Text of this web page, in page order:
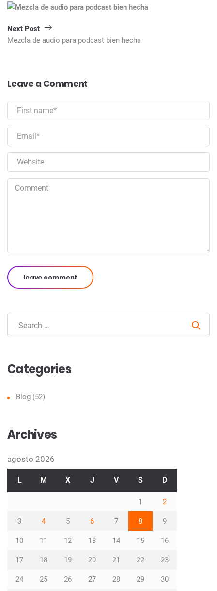
Next Post
Mezcla de audio para podcast bien hecha
Leave a Comment
leave comment
Categories
Blog (52)
Archives
agosto 2026
L M X J V S D
1 2
3 4 5 6 7 8 9
10 11 12 13 14 15 16
17 18 19 20 21 22 23
24 25 26 27 28 29 30